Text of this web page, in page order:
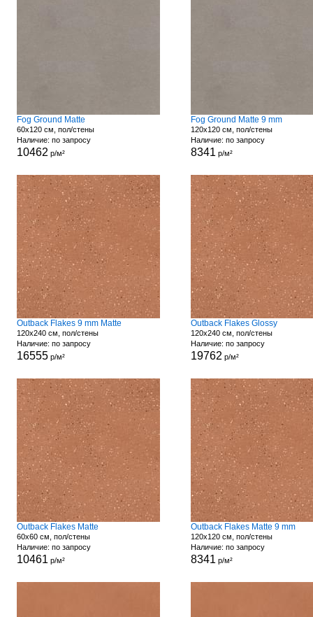
Fog Ground Matte
60x120 см, пол/стены
Наличие: по запросу
10462 р/м²
Fog Ground Matte 9 mm
120x120 см, пол/стены
Наличие: по запросу
8341 р/м²
Outback Flakes 9 mm Matte
120x240 см, пол/стены
Наличие: по запросу
16555р/м²
Outback Flakes Glossy
120x240 см, пол/стены
Наличие: по запросу
19762 р/м²
Outback Flakes Matte
60x60 см, пол/стены
Наличие: по запросу
10461 р/м²
Outback Flakes Matte 9 mm
120x120 см, пол/стены
Наличие: по запросу
8341 р/м²